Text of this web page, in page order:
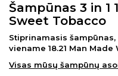
Šampūnas 3 in 1
Sweet Tobacco
Stiprinamasis
viename 18.21 Man
Visas mūsų šampūnų